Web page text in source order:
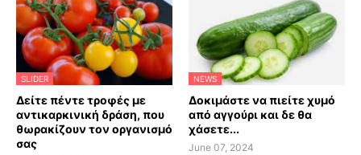
SLIDER
Δείτε πέντε τροφές με
αντικαρκινική δράση, που
θωρακίζουν τον οργανισμό
σας
NEWS
Δοκιμάστε να πιείτε χυμό
από αγγούρι και δε θα
χάσετε...
June 07, 2024